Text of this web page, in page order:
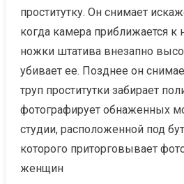
проститутку. Он снимает
когда камера приближается к
ножки штатива внезапно
убивает ее. Позднее он
труп проститутки забирает
фотографирует обнаженных
студии, расположенной под
которого приторговывает
женщин